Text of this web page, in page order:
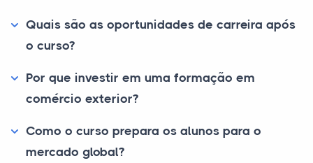
Quais são as oportunidades de carreira após
o curso?
Por que investir em uma formação em
comércio exterior?
Como o curso prepara os alunos para o
mercado global?